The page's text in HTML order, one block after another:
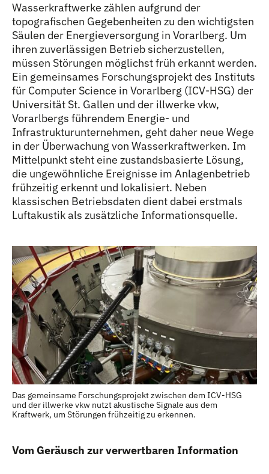
Wasserkraftwerke zählen aufgrund der
topografischen Gegebenheiten zu den wichtigsten
Säulen der Energieversorgung in Vorarlberg. Um
ihren zuverlässigen Betrieb sicherzustellen,
müssen Störungen möglichst früh erkannt werden.
Ein gemeinsames Forschungsprojekt des Instituts
für Computer Science in Vorarlberg (ICV-HSG) der
Universität St. Gallen und der illwerke vkw,
Vorarlbergs führendem Energie- und
Infrastrukturunternehmen, geht daher neue Wege
in der Überwachung von Wasserkraftwerken. Im
Mittelpunkt steht eine zustandsbasierte Lösung,
die ungewöhnliche Ereignisse im Anlagenbetrieb
frühzeitig erkennt und lokalisiert. Neben
klassischen Betriebsdaten dient dabei erstmals
Luftakustik als zusätzliche Informationsquelle.
Das gemeinsame Forschungsprojekt zwischen dem ICV-HSG
und der illwerke vkw nutzt akustische Signale aus dem
Kraftwerk, um Störungen frühzeitig zu erkennen.
Vom Geräusch zur verwertbaren Information